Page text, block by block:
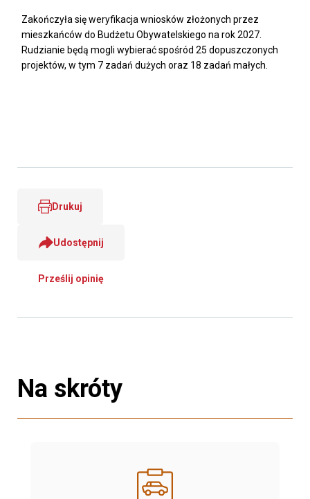
Zakończyła się weryfikacja wniosków złożonych przez
mieszkańców do Budżetu Obywatelskiego na rok 2027.
Rudzianie będą mogli wybierać spośród 25 dopuszczonych
projektów, w tym 7 zadań dużych oraz 18 zadań małych.
Drukuj
Udostępnij
Prześlij opinię
Na skróty